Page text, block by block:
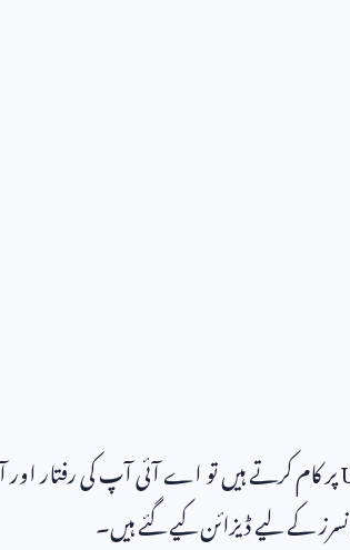
پر کام کرتے ہیں تو اے آئی آپ کی رفتار اور
کے لیے ڈیزائن کیے گئے ہیں۔